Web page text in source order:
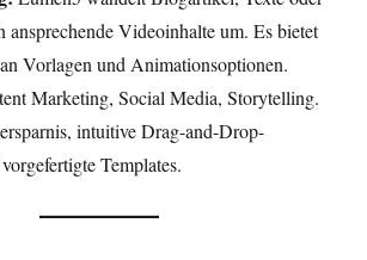
ansprechende Videoinhalte um. Es bietet
Vorlagen und Animationsoptionen.
Marketing, Social Media, Storytelling.
intuitive Drag-and-Drop-
Templates.